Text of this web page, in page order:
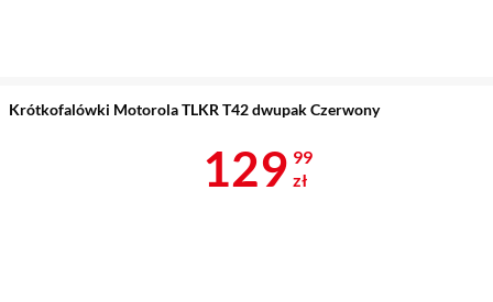
Krótkofalówki Motorola TLKR T42 dwupak Czerwony
Cena 129,99
129 99
zł